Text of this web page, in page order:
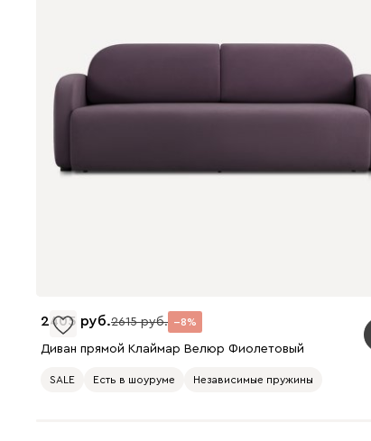
2405 2615 8
Диван прямой Клаймар Велюр Фиолетовый
SALE Есть в шоуруме Независимые пружины